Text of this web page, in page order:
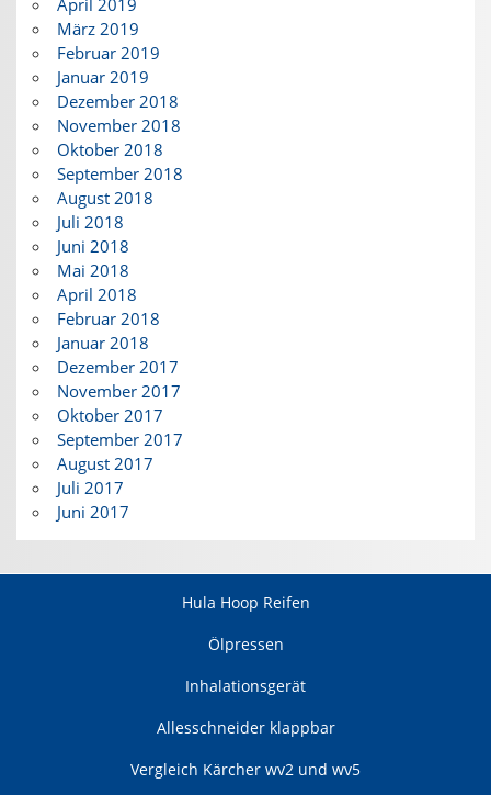
März 2019
Februar 2019
Januar 2019
Dezember 2018
November 2018
Oktober 2018
September 2018
August 2018
Juli 2018
Juni 2018
Mai 2018
April 2018
Februar 2018
Januar 2018
Dezember 2017
November 2017
Oktober 2017
September 2017
August 2017
Juli 2017
Juni 2017
Hula Hoop Reifen
Ölpressen
Inhalationsgerät
Allesschneider klappbar
Vergleich Kärcher wv2 und wv5